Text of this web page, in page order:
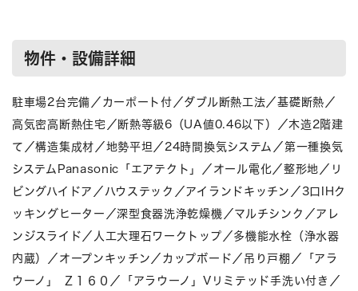
物件・設備詳細
駐車場2台完備／カーポート付／ダブル断熱工法／基礎断熱／
高気密高断熱住宅／断熱等級6（UA値0.46以下）／木造2階建
て／構造集成材／地勢平坦／24時間換気システム／第一種換気
システムPanasonic「エアテクト」／オール電化／整形地／リ
ビングハイドア／ハウステック／アイランドキッチン／3口IHク
ッキングヒーター／深型食器洗浄乾燥機／マルチシンク／アレ
ンジスライド／人工大理石ワークトップ／多機能水栓（浄水器
内蔵）／オープンキッチン／カップボード／吊り戸棚／「アラ
ウーノ」 Ｚ１６０／「アラウーノ」Vリミテッド手洗い付き／